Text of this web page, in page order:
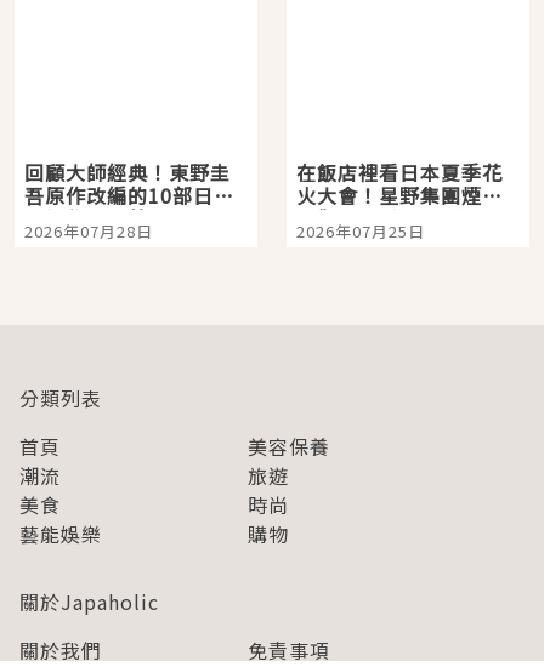
回顧大師經典！東野圭
吾原作改編的10部日本
影視作品推薦
2026年07月28日
在飯店裡看日本夏季花
火大會！星野集團煙火
景觀飯店6選，讓你不用
人擠人悠閒欣賞
2026年07月25日
分類列表
首頁
美容保養
潮流
旅遊
美食
時尚
藝能娛樂
購物
關於Japaholic
關於我們
免責事項